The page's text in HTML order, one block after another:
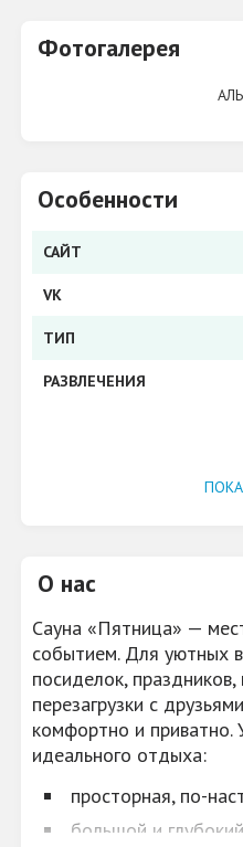
Фотогалерея
Особенности
САЙТ
VK
ТИП
РАЗВЛЕЧЕНИЯ
ВОЗМОЖНОСТЬ
ВОЗМОЖНОСТЬ КУРЕНИЯ
ПАРКОВКА
АКЦИИ, СКИДКИ
О нас
Сауна «Пятница» —
событием. Для уютных
посиделок,
перезагрузки с
комфортно и приватно.
идеального отдыха:
просторная, по-
большой и